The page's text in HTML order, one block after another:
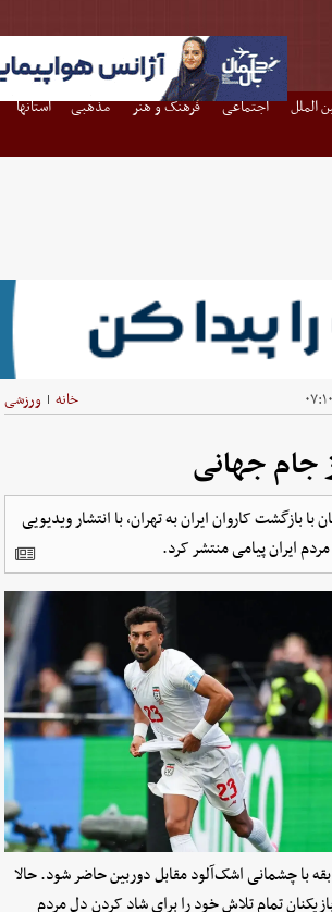
الملل اجتماعی فرهنگ و هنر مذهبی استانها
خانه | ورزشی
جام جهانی
بازگشت کاروان ایران به تهران، با انتشار ویدیویی
ایران پیامی منتشر کرد.
با چشمانی اشک‌آلود مقابل دوربین حاضر شود. حالا
تمام تلاش خود را برای شاد کردن دل مردم